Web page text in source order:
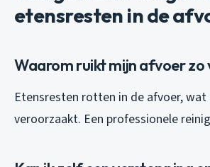
etensresten in de
Waarom ruikt mijn afvoer zo
Etensresten rotten in de afvoer, wat
veroorzaakt. Een professionele